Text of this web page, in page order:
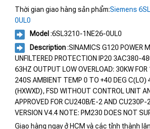
Thời gian giao hàng sản phẩm:Siemens
0UL0
Model :6SL3210-1NE26-0UL0
Description:SINAMICS G120 POWER
UNFILTERED PROTECTION IP20 3AC380-
63HZ OUTPUT LOW OVERLOAD: 30KW
240S AMBIENT TEMP 0 TO +40 DEG C(LO)
(HXWXD), FSD WITHOUT CONTROL UNIT
APPROVED FOR CU240B/E-2 AND CU230P-
VERSION V4.4 NOTE: PM230 DOES NOT
Giao hàng ngay ở HCM và các tỉnh thành